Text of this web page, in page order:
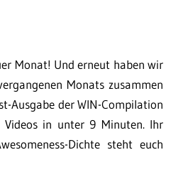
Monat! Und erneut haben wir
Monats zusammen
Ausgabe der WIN-Compilation
in unter 9 Minuten. Ihr
Dichte steht euch